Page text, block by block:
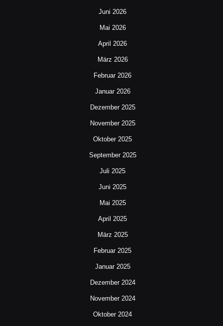
Juni 2026
Mai 2026
April 2026
März 2026
Februar 2026
Januar 2026
Dezember 2025
November 2025
Oktober 2025
September 2025
Juli 2025
Juni 2025
Mai 2025
April 2025
März 2025
Februar 2025
Januar 2025
Dezember 2024
November 2024
Oktober 2024